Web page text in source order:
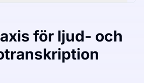
för ljud- och